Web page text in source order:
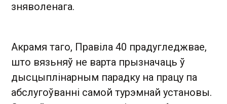
зняволенага.
Акрамя таго, Правіла 40 прадугледжвае,
што вязьняў не варта прызначаць ў
дысцыплінарным парадку на працу па
абслугоўванні самой турэмнай установы.